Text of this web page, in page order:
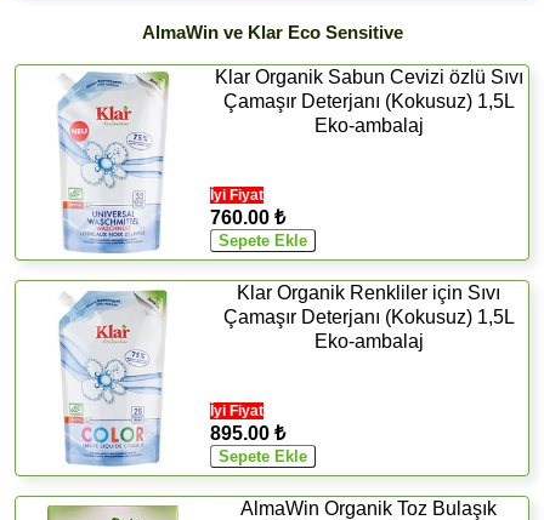
AlmaWin ve Klar Eco Sensitive
Klar Organik Sabun Cevizi özlü Sıvı
Çamaşır Deterjanı (Kokusuz) 1,5L
Eko-ambalaj
İyi Fiyat
760.00 ₺
Klar Organik Renkliler için Sıvı
Çamaşır Deterjanı (Kokusuz) 1,5L
Eko-ambalaj
İyi Fiyat
895.00 ₺
AlmaWin Organik Toz Bulaşık